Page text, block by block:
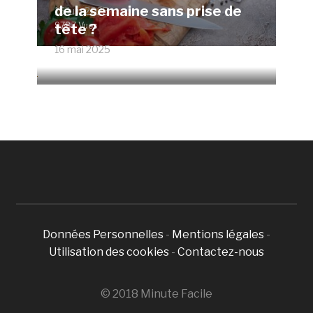
15 juin 2025
9787 Vues
de la semaine sans prise de
tête ?
16 mai 2025
Données Personnelles - Mentions légales -
Utilisation des cookies - Contactez-nous
© 2018 Minute Facile